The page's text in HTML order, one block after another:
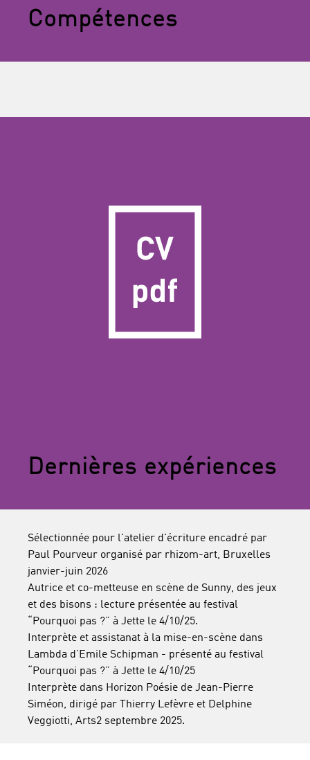
Compétences
Dernières expériences
Sélectionnée pour l'atelier d'écriture encadré par
Paul Pourveur organisé par rhizom-art, Bruxelles
janvier-juin 2026
Autrice et co-metteuse en scène de Sunny, des jeux
et des bisons : lecture présentée au festival
“Pourquoi pas ?” à Jette le 4/10/25.
Interprète et assistanat à la mise-en-scène dans
Lambda d’Emile Schipman - présenté au festival
“Pourquoi pas ?” à Jette le 4/10/25
Interprète dans Horizon Poésie de Jean-Pierre
Siméon, dirigé par Thierry Lefèvre et Delphine
Veggiotti, Arts2 septembre 2025.